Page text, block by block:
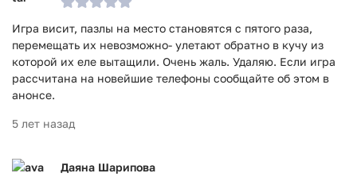
Игра висит, пазлы на место становятся с пятого раза,
перемещать их невозможно- улетают обратно в кучу из
которой их еле вытащили. Очень жаль. Удаляю. Если игра
рассчитана на новейшие телефоны сообщайте об этом в
анонсе.
5 лет назад
Даяна Шарипова